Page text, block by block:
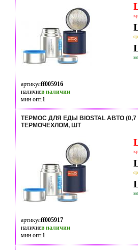
артикулff005916
наличиев наличии
мин опт.1
ТЕРМОС ДЛЯ ЕДЫ BIOSTAL АВТО
ТЕРМОЧЕХЛОМ, ШТ
артикулff005917
наличиев наличии
мин опт.1